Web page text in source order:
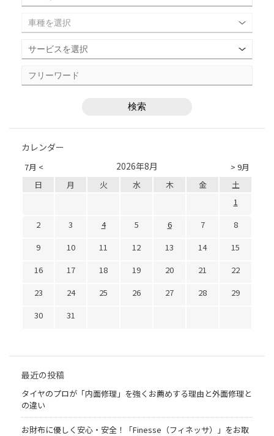
カレンダー
7月 < > 9月
2026年8月
日 月 火 水 木 金
土
1
2
3 4 5 6 7
8
9
10 11 12 13 14
15
16
17 18 19 20 21
22
23
24 25 26 27 28
29
30
31
最近の投稿
タイヤのプロが「内面修理」を強くお薦めする理由と外面修理と
の違い
お財布に優しく安心・安全！「Finesse（フィネッサ）」をお取